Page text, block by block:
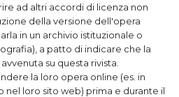
ad altri accordi di licenza non
della versione dell'opera
in un archivio istituzionale o
a patto di indicare che la
su questa rivista.
la loro opera online (es. in
nel loro sito web) prima e durante il